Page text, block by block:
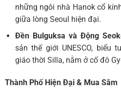
những ngôi nhà Hanok cổ
giữa lòng Seoul hiện đại.
Đền Bulguksa và Động
sản thế giới UNESCO, biểu
giáo thời Silla, nằm ở cố đô
Thành Phố Hiện Đại & Mua Sắm